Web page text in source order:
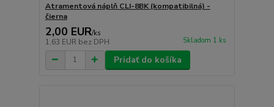
Atramentová náplň CLI-8BK (kompatibilná) -
čierna
2,00 EUR/ks
1,63 EUR bez DPH Skladom 1 ks
Pridať do košíka